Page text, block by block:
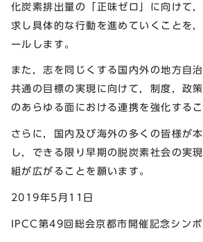
化炭素排出量の「正味ゼロ」に向けて
求し具体的な行動を進めていくことを
ールします。
また，志を同じくする国内外の地方自
共通の目標の実現に向けて，制度，政
のあらゆる面における連携を強化する
さらに，国内及び海外の多くの皆様が
し，できる限り早期の脱炭素社会の実
組が広がることを願います。
2019年5月11日
IPCC第49回総会京都市開催記念シンポ